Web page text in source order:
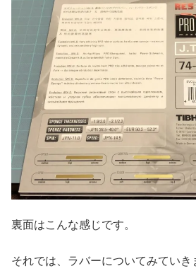
裏面はこんな感じです。
それでは、ラバーについてみていき